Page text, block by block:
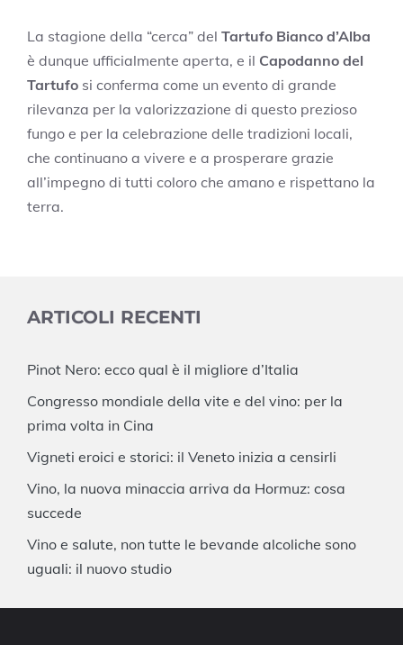
La stagione della “cerca” del Tartufo Bianco d’Alba
è dunque ufficialmente aperta, e il Capodanno del
Tartufo si conferma come un evento di grande
rilevanza per la valorizzazione di questo prezioso
fungo e per la celebrazione delle tradizioni locali,
che continuano a vivere e a prosperare grazie
all’impegno di tutti coloro che amano e rispettano la
terra.
ARTICOLI RECENTI
Pinot Nero: ecco qual è il migliore d’Italia
Congresso mondiale della vite e del vino: per la
prima volta in Cina
Vigneti eroici e storici: il Veneto inizia a censirli
Vino, la nuova minaccia arriva da Hormuz: cosa
succede
Vino e salute, non tutte le bevande alcoliche sono
uguali: il nuovo studio